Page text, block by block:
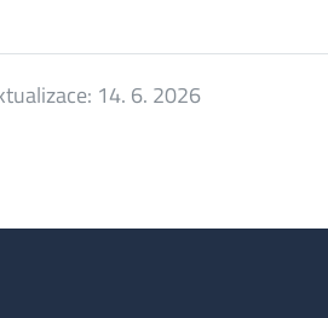
14. 6. 2026